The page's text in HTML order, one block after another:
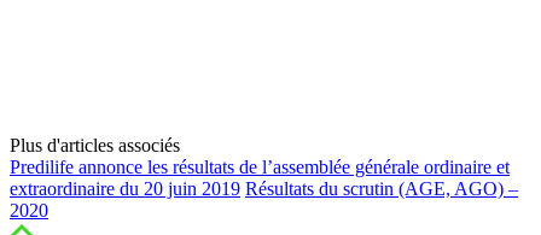
Plus d'articles associés
Predilife annonce les résultats de l’assemblée générale ordinaire et
extraordinaire du 20 juin 2019 Résultats du scrutin (AGE, AGO) –
2020